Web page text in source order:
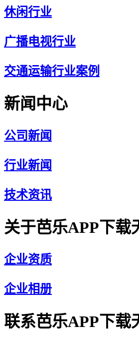
休闲行业
广播电视行业
交通运输行业案例
新闻中心
公司新闻
行业新闻
技术资讯
关于芭乐APP下载
企业资质
企业相册
联系芭乐APP下载